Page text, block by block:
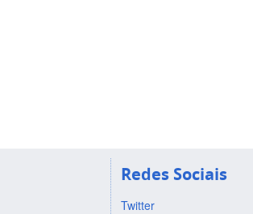
Redes Sociais
Twitter